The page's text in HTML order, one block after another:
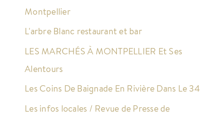
Montpellier
L'arbre Blanc restaurant et bar
LES MARCHÉS À MONTPELLIER Et Ses
Alentours
Les Coins De Baignade En Rivière Dans Le 34
Les infos locales / Revue de Presse de